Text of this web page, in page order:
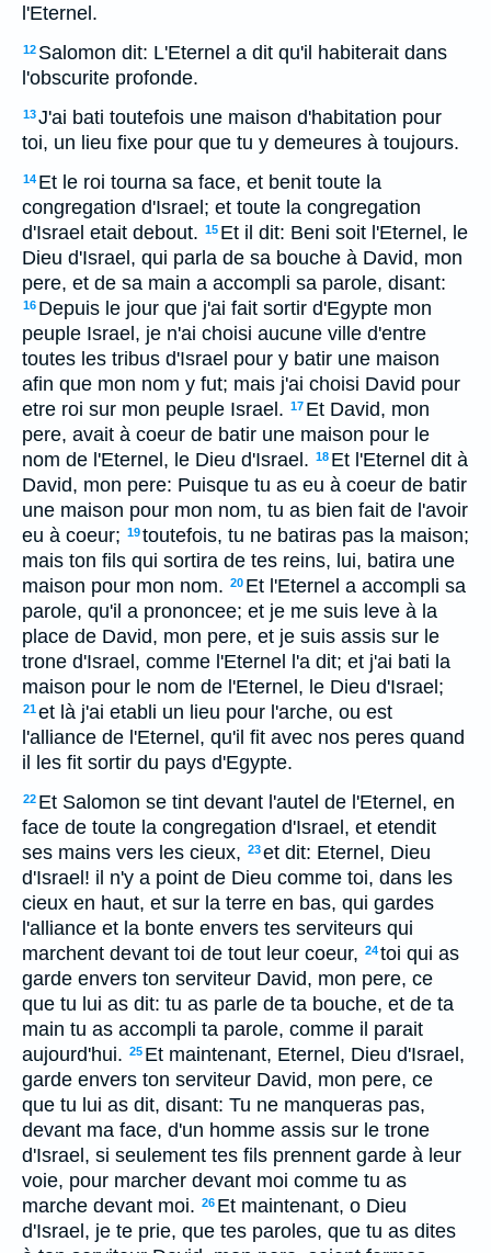
l'Eternel.
12 Salomon dit: L'Eternel a dit qu'il habiterait dans
l'obscurite profonde.
13J'ai bati toutefois une maison d'habitation pour
toi, un lieu fixe pour que tu y demeures à toujours.
14 Et le roi tourna sa face, et benit toute la
congregation d'Israel; et toute la congregation
d'Israel etait debout. 15 Et il dit: Beni soit l'Eternel, le
Dieu d'Israel, qui parla de sa bouche à David, mon
pere, et de sa main a accompli sa parole, disant:
16 Depuis le jour que j'ai fait sortir d'Egypte mon
peuple Israel, je n'ai choisi aucune ville d'entre
toutes les tribus d'Israel pour y batir une maison
afin que mon nom y fut; mais j'ai choisi David pour
etre roi sur mon peuple Israel. 17 Et David, mon
pere, avait à coeur de batir une maison pour le
nom de l'Eternel, le Dieu d'Israel. 18 Et l'Eternel dit à
David, mon pere: Puisque tu as eu à coeur de batir
une maison pour mon nom, tu as bien fait de l'avoir
eu à coeur; 19toutefois, tu ne batiras pas la maison;
mais ton fils qui sortira de tes reins, lui, batira une
maison pour mon nom. 20 Et l'Eternel a accompli sa
parole, qu'il a prononcee; et je me suis leve à la
place de David, mon pere, et je suis assis sur le
trone d'Israel, comme l'Eternel l'a dit; et j'ai bati la
maison pour le nom de l'Eternel, le Dieu d'Israel;
21et là j'ai etabli un lieu pour l'arche, ou est
l'alliance de l'Eternel, qu'il fit avec nos peres quand
il les fit sortir du pays d'Egypte.
22 Et Salomon se tint devant l'autel de l'Eternel, en
face de toute la congregation d'Israel, et etendit
ses mains vers les cieux, 23et dit: Eternel, Dieu
d'Israel! il n'y a point de Dieu comme toi, dans les
cieux en haut, et sur la terre en bas, qui gardes
l'alliance et la bonte envers tes serviteurs qui
marchent devant toi de tout leur coeur, 24toi qui as
garde envers ton serviteur David, mon pere, ce
que tu lui as dit: tu as parle de ta bouche, et de ta
main tu as accompli ta parole, comme il parait
aujourd'hui. 25 Et maintenant, Eternel, Dieu d'Israel,
garde envers ton serviteur David, mon pere, ce
que tu lui as dit, disant: Tu ne manqueras pas,
devant ma face, d'un homme assis sur le trone
d'Israel, si seulement tes fils prennent garde à leur
voie, pour marcher devant moi comme tu as
marche devant moi. 26 Et maintenant, o Dieu
d'Israel, je te prie, que tes paroles, que tu as dites